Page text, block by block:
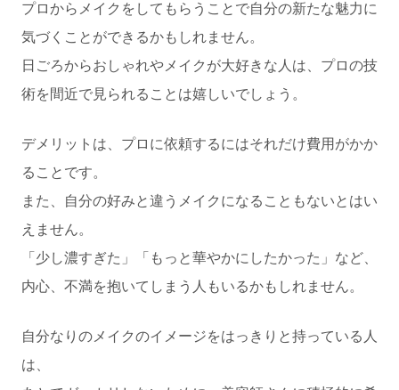
プロからメイクをしてもらうことで自分の新たな魅力に
気づくことができるかもしれません。
日ごろからおしゃれやメイクが大好きな人は、プロの技
術を間近で見られることは嬉しいでしょう。
デメリットは、プロに依頼するにはそれだけ費用がかか
ることです。
また、自分の好みと違うメイクになることもないとはい
えません。
「少し濃すぎた」「もっと華やかにしたかった」など、
内心、不満を抱いてしまう人もいるかもしれません。
自分なりのメイクのイメージをはっきりと持っている人
は、